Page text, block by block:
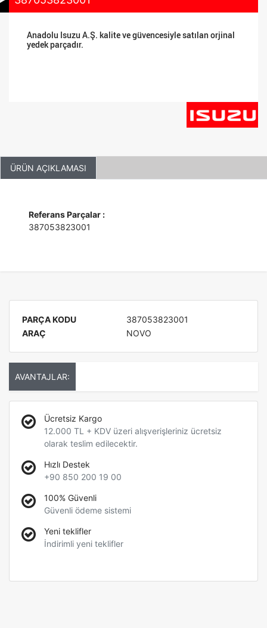
Anadolu Isuzu A.Ş. kalite ve güvencesiyle satılan orjinal
yedek parçadır.
ÜRÜN AÇIKLAMASI
Referans Parçalar :
387053823001
PARÇA KODU
387053823001
ARAÇ
NOVO
AVANTAJLAR:
Ücretsiz Kargo
12.000 TL + KDV üzeri alışverişleriniz ücretsiz
olarak teslim edilecektir.
Hızlı Destek
+90 850 200 19 00
100% Güvenli
Güvenli ödeme sistemi
Yeni teklifler
İndirimli yeni teklifler